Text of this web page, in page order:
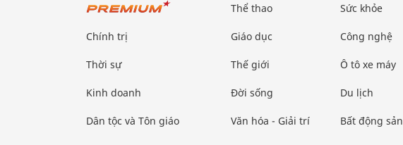
Chính trị
Thời sự
Kinh doanh
Dân tộc và Tôn giáo
Thể thao
Giáo dục
Thế giới
Đời sống
Văn hóa - Giải trí
Sức khỏe
Công nghệ
Ô tô xe máy
Du lịch
Bất động sản